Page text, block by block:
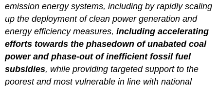
emission energy systems, including by rapidly scaling
up the deployment of clean power generation and
energy efficiency measures, including accelerating
efforts towards the phasedown of unabated coal
power and phase-out of inefficient fossil fuel
subsidies, while providing targeted support to the
poorest and most vulnerable in line with national